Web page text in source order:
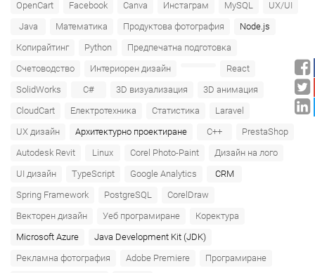
OpenCart
Facebook Canva Инстаграм MySQL
UX/UI
Java
Математика Продуктова фотография
Node.js
Копирайтинг
Python
Предпечатна подготовка
Счетоводство
Интериорен дизайн
React
SolidWorks
C# 3D визуализация
3D анимация
CloudCart
Електротехника Статистика
Laravel
UX дизайн
Архитектурно проектиране C++
PrestaShop
Autodesk Revit
Linux Corel Photo-Paint
Дизайн на лого
UI дизайн
TypeScript Google Analytics
CRM
Spring Framework
PostgreSQL
CorelDraw
Векторен дизайн
Уеб програмиране
Коректура
Microsoft Azure‎
Java Development Kit (JDK)
Рекламна фотография
Adobe Premiere
Програмиране